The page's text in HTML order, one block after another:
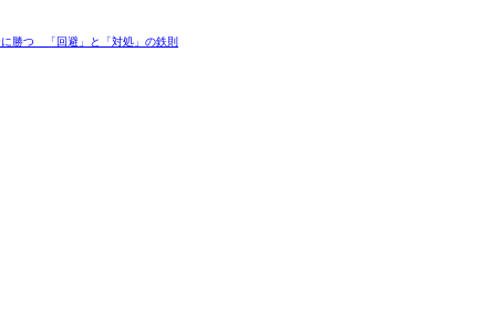
勝つ 「回避」と「対処」の鉄則